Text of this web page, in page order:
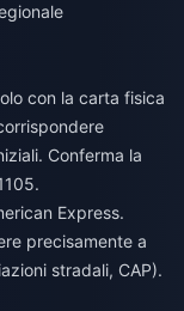
con la carta fisica
Conferma la
Express.
precisamente a
stradali, CAP).